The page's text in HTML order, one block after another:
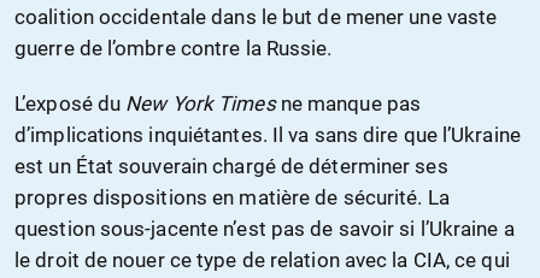
coalition occidentale dans le but de mener une vaste
guerre de l’ombre contre la Russie.
L’exposé du New York Timesne manque pas
d’implications inquiétantes. Il va sans dire que l’Ukraine
est un État souverain chargé de déterminer ses
propres dispositions en matière de sécurité. La
question sous-jacente n’est pas de savoir si l’Ukraine a
le droit de nouer ce type de relation avec la CIA, ce qui